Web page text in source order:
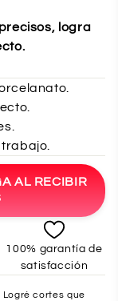
logra
AL RECIBIR
100% garantía de
satisfacción
Logré cortes que